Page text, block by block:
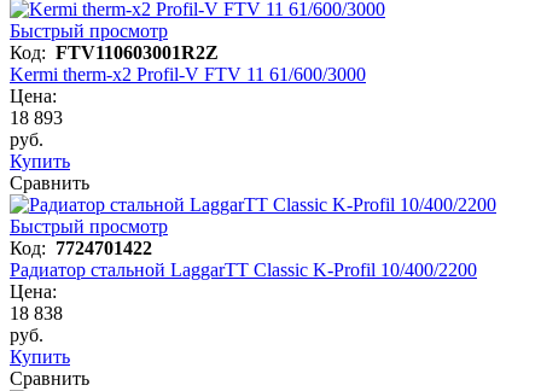
Быстрый просмотр
Код: FTV110603001R2Z
Kermi therm-x2 Profil-V FTV 11 61/600/3000
Цена:
18 893
руб.
Купить
Сравнить
Быстрый просмотр
Код: 7724701422
Радиатор стальной LaggarTT Classic K-Profil 10/400/2200
Цена:
18 838
руб.
Купить
Сравнить